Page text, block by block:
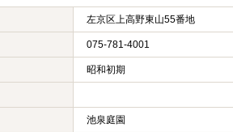
左京区上高野東山55番地
075-781-4001
昭和初期
池泉庭園